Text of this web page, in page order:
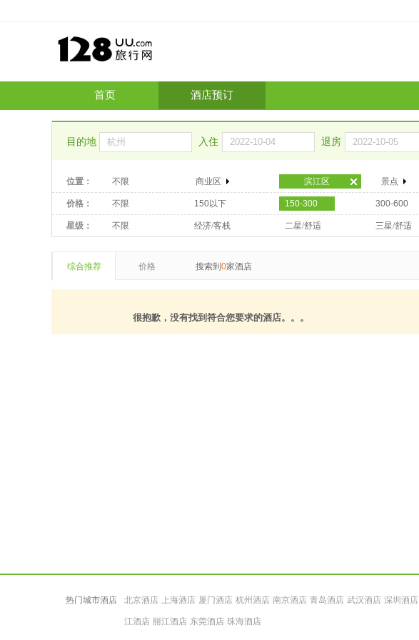
首页 酒店预订
目的地 入住 退房
位置： 不限 商业区 滨江区 景点
价格： 不限 150以下 150-300 300-600
星级： 不限 经济/客栈 二星/舒适 三星/舒适
综合推荐 价格 搜索到 0家酒店
很抱歉，没有找到符合您要求的酒店。。。
热门城市酒店 北京酒店 上海酒店 厦门酒店 杭州酒店 南京酒店 青岛酒店 武汉酒店 深圳酒店
江酒店 丽江酒店 东莞酒店 珠海酒店